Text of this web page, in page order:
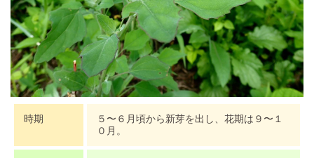
時期
５〜６月頃から新芽を出し、花期は９〜１
０月。